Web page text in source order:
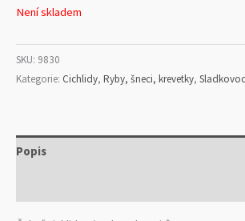
Není skladem
SKU: 9830
Kategorie: Cichlidy, Ryby, šneci, krevetky,
Popis